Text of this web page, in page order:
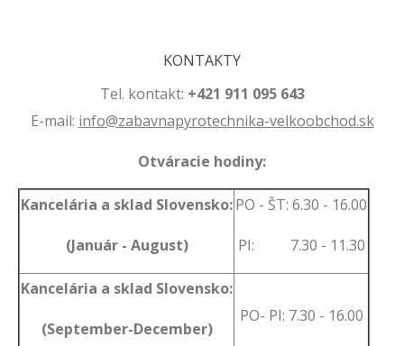
KONTAKTY
Tel. kontakt: +421 911 095 643
E-mail: info@zabavnapyrotechnika-velkoobchod.sk
Otváracie hodiny:
Kancelária a sklad Slovensko:
(Január - August)
PO - ŠT: 6.30 - 16.00
PI: 7.30 - 11.30
Kancelária a sklad Slovensko:
(September-December)
PO- PI: 7.30 - 16.00